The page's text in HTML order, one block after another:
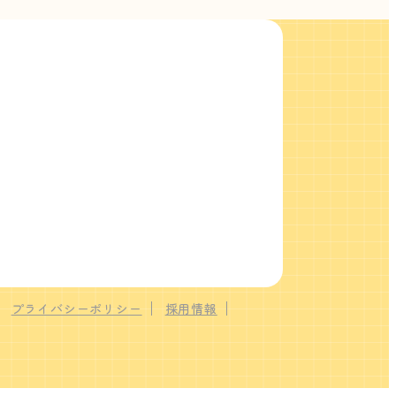
プライバシーポリシー 採用情報